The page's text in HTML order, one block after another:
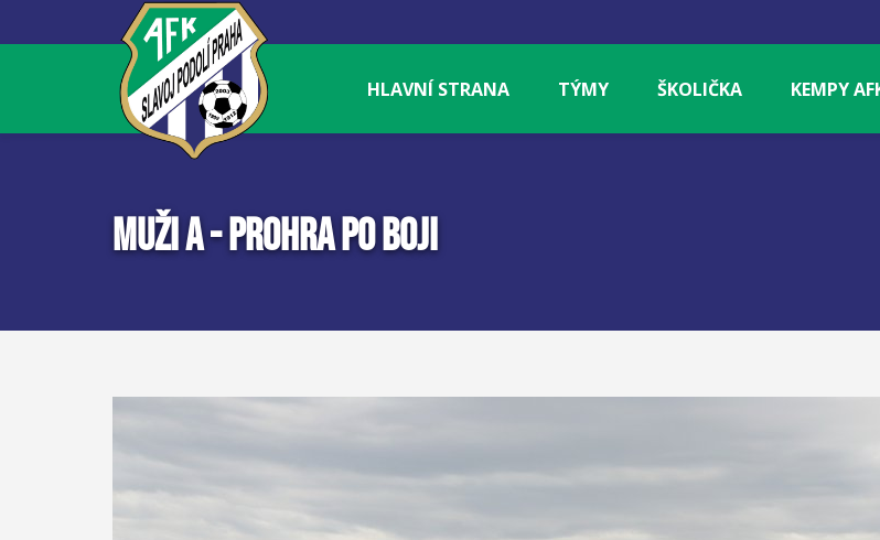
HLAVNÍ STRANA TÝMY ŠKOLIČKA KEMPY
MUŽI A - PROHRA PO BOJI